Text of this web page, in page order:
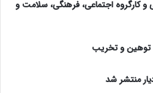
کارگروه اجتماعی، فرهنگی، سلامت و
توهین و تخریب
منتشر شد